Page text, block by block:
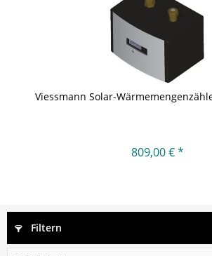
Viessmann Solar-
809,00 € *
Filtern